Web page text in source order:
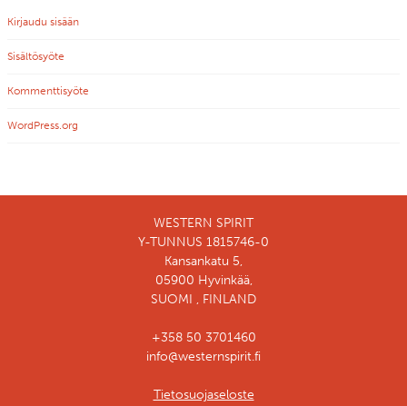
Kirjaudu sisään
Sisältösyöte
Kommenttisyöte
WordPress.org
WESTERN SPIRIT
Y-TUNNUS 1815746-0
Kansankatu 5,
05900 Hyvinkää,
SUOMI , FINLAND
+358 50 3701460
info@westernspirit.fi
Tietosuojaseloste